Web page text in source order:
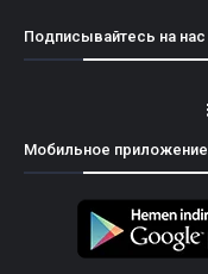
Подписывайтесь на нас
Мобильное приложение